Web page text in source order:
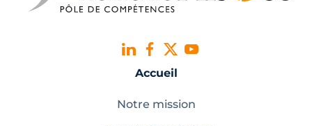
Accueil
Notre mission